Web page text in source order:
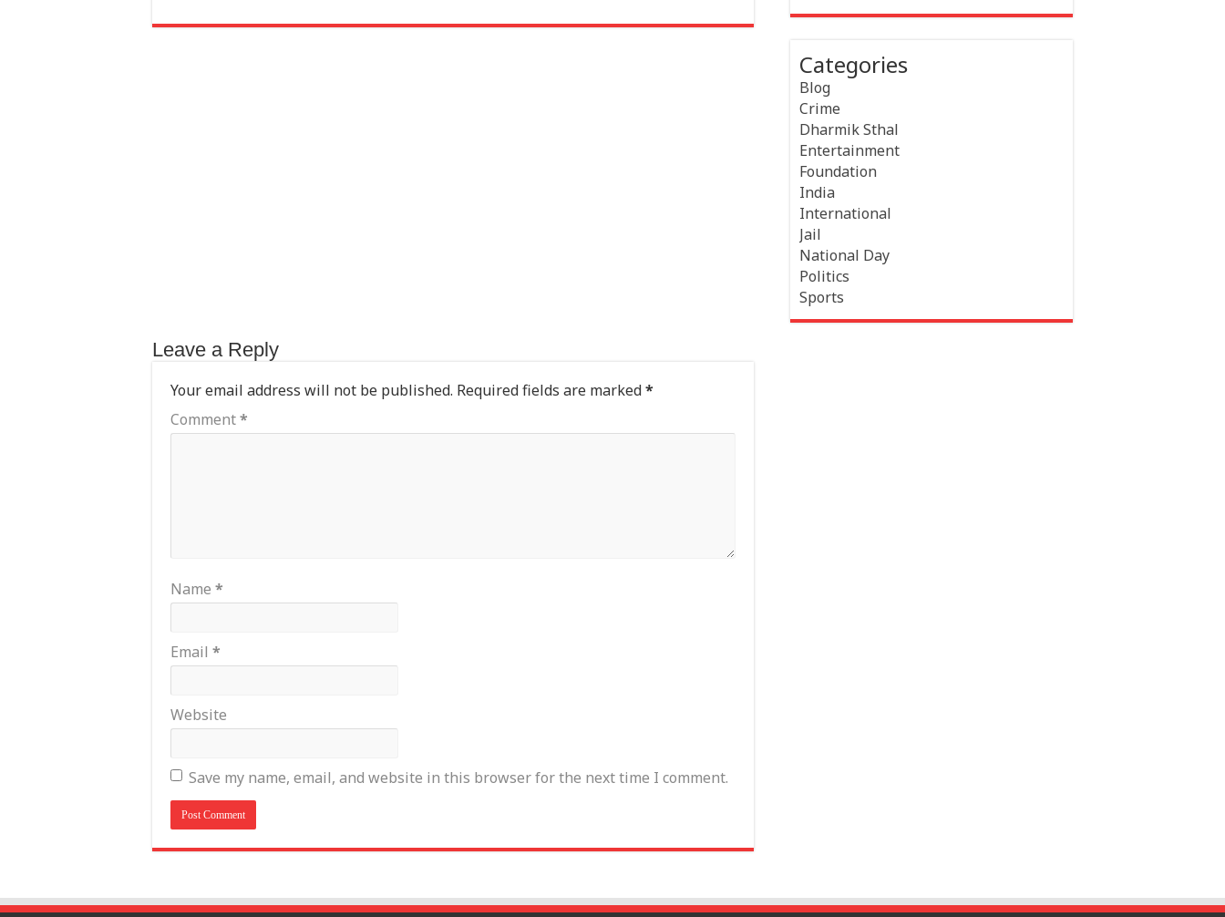
at ittc ar
Leave a Reply
Your email address will not be published. Required fields are marked*
Comment*
Name *
Email *
Website
Save my name, email, and website in this browser for the next time I comment.
Categories
Blog
Crime
Dharmik Sthal
Entertainment
Foundation
India
International
Jail
National Day
Politics
Sports